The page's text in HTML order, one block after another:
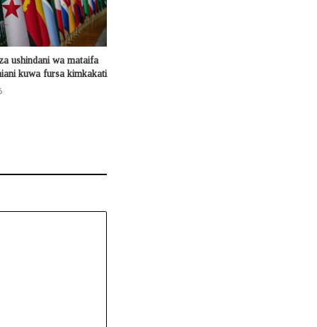
ushindani wa mataifa
kuwa fursa kimkakati